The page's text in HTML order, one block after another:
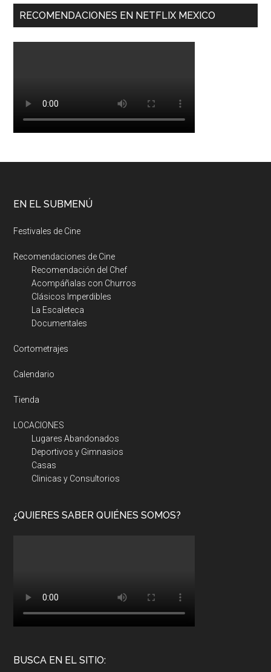
RECOMENDACIONES EN NETFLIX MEXICO
EN EL SUBMENÚ
Festivales de Cine
Recomendaciones de Cine
Recomendación del Chef
Acompáñalas con Churros
Clásicos Imperdibles
La Escaleteca
Documentales
Cortometrajes
Calendario
Tienda
LOCACIONES
Lugares Abandonados
Deportivos y Gimnasios
Casas
Clinicas y Consultorios
¿QUIERES SABER QUIÉNES SOMOS?
BUSCA EN EL SITIO: